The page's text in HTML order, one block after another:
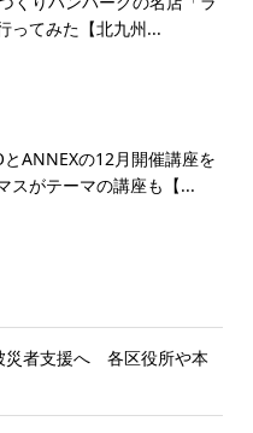
ってみた【北九州...
ANNEXの12月開催講座を
がテーマの講座も【...
災者支援へ 各区役所や本